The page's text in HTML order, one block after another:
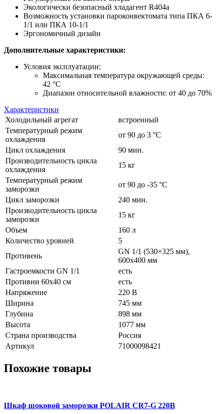
Экологически безопасный хладагент R404a
Возможность установки пароконвектомата типа ПКА 6-
1/1 или ПКА 10-1/1
Эргономичный дизайн
Дополнительные характеристики:
Условия эксплуатации:
Максимальная температура окружающей среды:
42 °C
Диапазон относительной влажности: от 40 до 70%
Характеристики
Холодильный агрегат
встроенный
Температурный режим
охлаждения
от 90 до 3 °С
Цикл охлаждения
90 мин.
Производительность цикла
охлаждения
15 кг
Температурный режим
заморозки
от 90 до -35 °С
Цикл заморозки
240 мин.
Производительность цикла
заморозки
15 кг
Объем
160 л
Количество уровней
5
Противень
GN 1/1 (530×325 мм),
600х400 мм
Гастроемкости GN 1/1
есть
Противни 60х40 см
есть
Напряжение
220 В
Ширина
745 мм
Глубина
898 мм
Высота
1077 мм
Страна производства
Россия
Артикул
71000098421
Похожие товары
Шкаф шоковой заморозки POLAIR CR7-G 220В